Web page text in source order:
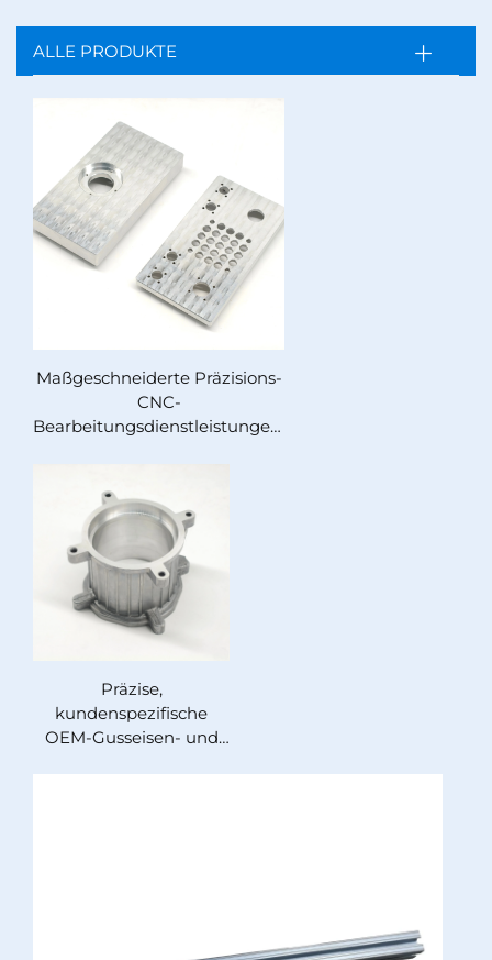
ALLE PRODUKTE
Maßgeschneiderte Präzisions-
CNC-
Bearbeitungsdienstleistungen,
Luft- und Raumfahrt
Präzise,
kundenspezifische
OEM-Gusseisen- und